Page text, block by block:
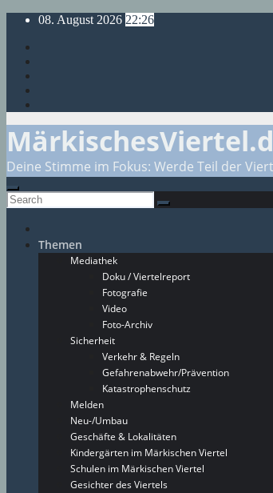
Skip
content
08. August 2026 22:26
Deine Stimme im Fokus: Werde Teil der
Themen
Mediathek
Doku / Viertelreport
Fotografie
Video
Foto-Archiv
Sicherheit
Verkehr & Regeln
Gefahrenabwehr/Prävention
Katastrophenschutz
Melden
Neu-/Umbau
Geschäfte & Lokalitäten
Kindergärten im Märkischen Viertel
Schulen im Märkischen Viertel
Gesichter des Viertels